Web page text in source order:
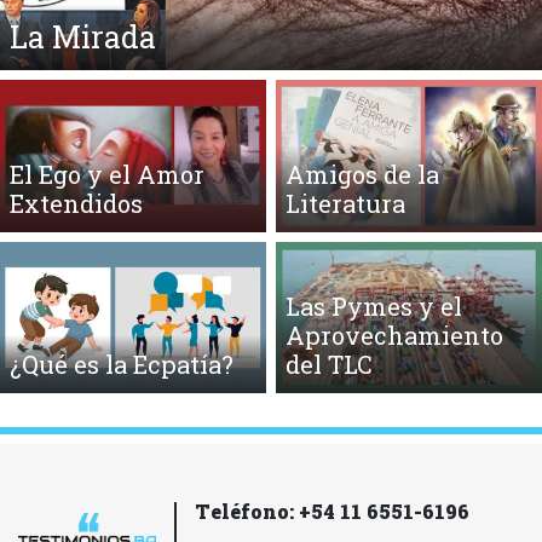
La Mirada
El Ego y el Amor
Extendidos
Amigos de la
Literatura
¿Qué es la Ecpatía?
Las Pymes y el
Aprovechamiento
del TLC
Teléfono: +54 11 6551-6196